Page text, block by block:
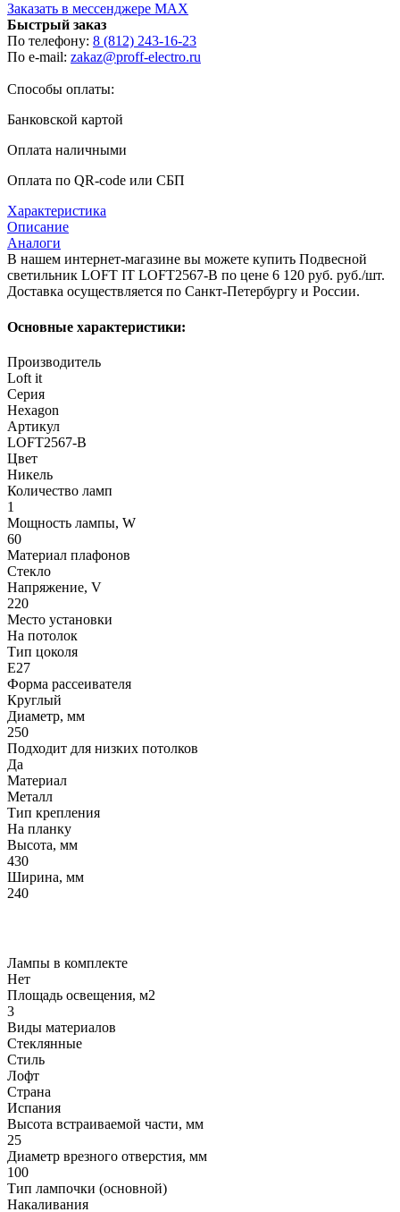
Заказать в мессенджере MAX
Быстрый заказ
По телефону: 8 (812) 243-16-23
По e-mail: zakaz@proff-electro.ru
Способы оплаты:
Банковской картой
Оплата наличными
Оплата по QR-code или СБП
Характеристика
Описание
Аналоги
В нашем интернет-магазине вы можете купить Подвесной
светильник LOFT IT LOFT2567-B по цене 6 120 руб. руб./шт.
Доставка осуществляется по Санкт-Петербургу и России.
Основные характеристики:
Производитель
Loft it
Серия
Hexagon
Артикул
LOFT2567-B
Цвет
Никель
Количество ламп
1
Мощность лампы, W
60
Материал плафонов
Стекло
Напряжение, V
220
Место установки
На потолок
Тип цоколя
E27
Форма рассеивателя
Круглый
Диаметр, мм
250
Подходит для низких потолков
Да
Материал
Металл
Тип крепления
На планку
Высота, мм
430
Ширина, мм
240
Лампы в комплекте
Нет
Площадь освещения, м2
3
Виды материалов
Стеклянные
Стиль
Лофт
Страна
Испания
Высота встраиваемой части, мм
25
Диаметр врезного отверстия, мм
100
Тип лампочки (основной)
Накаливания